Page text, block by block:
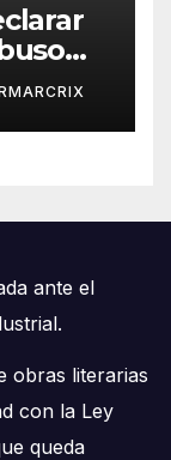
ante el
obras literarias
con la Ley
queda